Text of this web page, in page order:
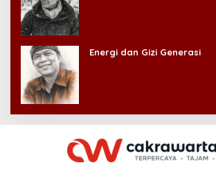
Energi dan Gizi Generasi